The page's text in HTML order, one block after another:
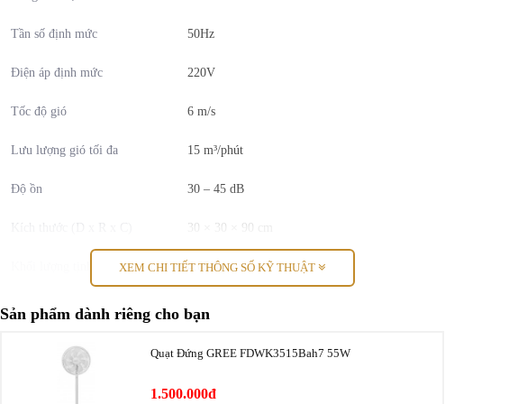
Tần số định mức 50Hz
Điện áp định mức 220V
Tốc độ gió 6 m/s
Lưu lượng gió tối đa 15 m³/phút
Độ ồn 30 – 45 dB
Kích thước (D x R x C) 30 × 30 × 90 cm
4.05 kg
XEM CHI TIẾT THÔNG SỐ KỸ THUẬT
Sản phẩm dành riêng cho bạn
Quạt Đứng GREE FDWK3515Bah7 55W
1.500.000đ